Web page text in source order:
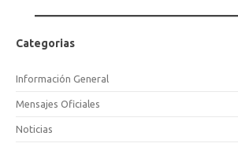
Categorias
Información General
Mensajes Oficiales
Noticias